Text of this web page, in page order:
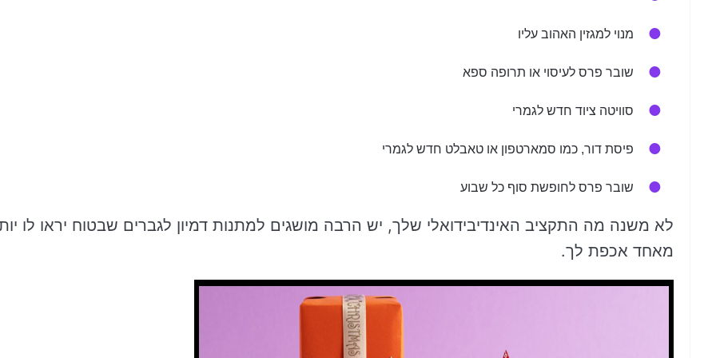
מנוי למגזין האהוב עליו
שובר פרס לעיסוי או תרופה ספא
סוויטה ציוד חדש לגמרי
פיסת דור, כמו סמארטפון או טאבלט חדש לגמרי
שובר פרס לחופשת סוף כל שבוע
לא משנה מה התקציב האינדיבידואלי שלך, יש הרבה מושגים למתנות דמיון לגברים שבטוח יראו לו
מאחד אכפת לך.